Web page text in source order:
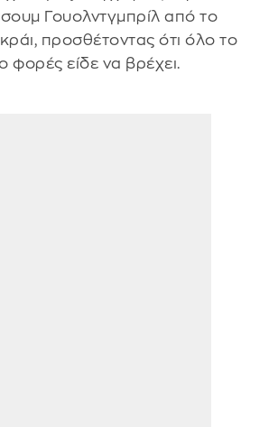
Γουολντγμπρίλ από το
προσθέτοντας ότι όλο το
φορές είδε να βρέχει.